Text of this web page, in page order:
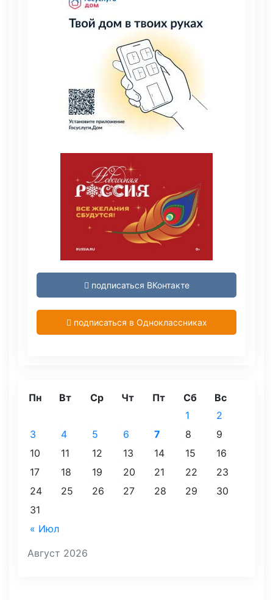
подписаться ВКонтакте
подписаться в Одноклассниках
Август 2026
Пн Вт Ср Чт Пт Сб Вс
« Июл
1
2
3
4 5 6 7 8
9
10
11 12 13 14 15
16
17
18 19 20 21 22
23
24
25 26 27 28 29
30
31